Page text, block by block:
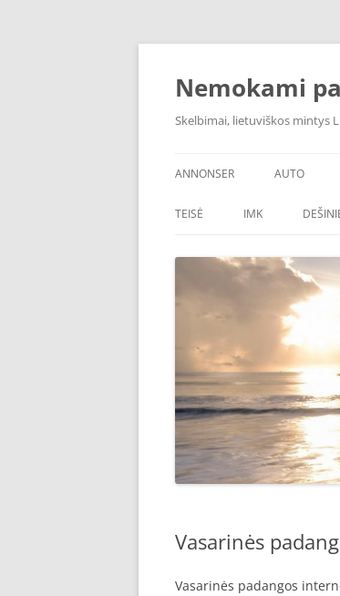
Skip
Nemokami
Skelbimai, lietuviškos mintys
ANNONSER AUTO
TEISĖ IMK
Vasarinės
Vasarinės padangos